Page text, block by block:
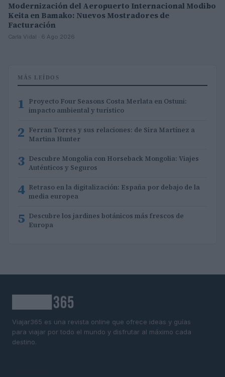
Modernización del Aeropuerto Internacional Modibo
Keita en Bamako: Nuevos Mostradores de
Facturación
Carla Vidal · 6 Ago 2026
MÁS LEÍDOS
1 Proyecto Four Seasons Costa Merlata en Ostuni:
impacto ambiental y turístico
2 Ferran Torres y sus relaciones: de Sira Martínez a
Martina Hunter
3 Descubre Mongolia con Horseback Mongolia: Viajes
Auténticos y Seguros
4 Retraso en la digitalización: España por debajo de la
media europea
5 Descubre los jardines botánicos más frescos de
Europa
Viajar365 es una revista online que ofrece ideas y guías
para viajar por todo el mundo y disfrutar al máximo cada
destino.